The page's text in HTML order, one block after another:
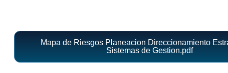
Mapa de Riesgos Planeacion Direccionamiento
Sistemas de Gestion.pdf